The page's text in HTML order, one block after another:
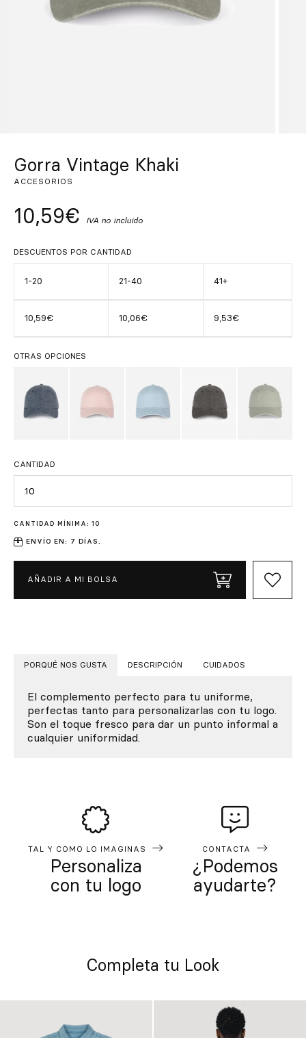
Inspírate
Gorra Vintage Khaki
ACCESORIOS
10,59€ IVA no incluido
DESCUENTOS POR CANTIDAD
1-20 21-40 41+
10,59€ 10,06€ 9,53€
OTRAS OPCIONES
CANTIDAD
Cantidad
CANTIDAD MÍNIMA: 10
ENVÍO EN: 7 DÍAS.
AÑADIR A MI BOLSA
PORQUÉ NOS GUSTA DESCRIPCIÓN CUIDADOS
El complemento perfecto para tu uniforme,
perfectas tanto para personalizarlas con tu logo.
Son el toque fresco para dar un punto informal a
cualquier uniformidad.
TAL Y COMO LO IMAGINAS
Personaliza
con tu logo
CONTACTA
¿Podemos
ayudarte?
Completa tu Look